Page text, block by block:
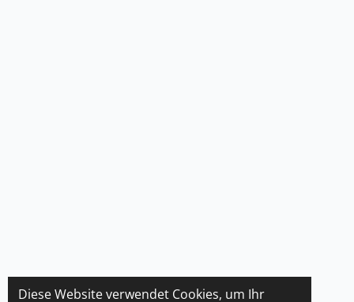
Diese Website verwendet Cookies, um Ihr